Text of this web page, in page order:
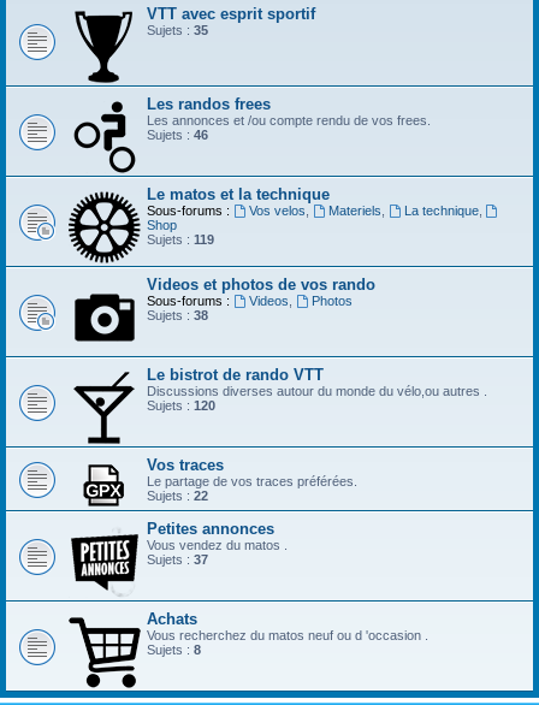
VTT avec esprit sportif
Sujets : 35
Les randos frees
Les annonces et /ou compte rendu de vos frees.
Sujets : 46
Le matos et la technique
Sous-forums : Vos velos Materiels La technique,
Shop
Sujets : 119
Videos et photos de vos rando
Sous-forums : Videos
Photos
Sujets : 38
Le bistrot de rando VTT
Discussions diverses autour du monde du vélo,ou autres .
Sujets : 120
Vos traces
Le partage de vos traces préférées.
Sujets : 22
Petites annonces
Vous vendez du matos .
Sujets : 37
Achats
Vous recherchez du matos neuf ou d 'occasion .
Sujets : 8